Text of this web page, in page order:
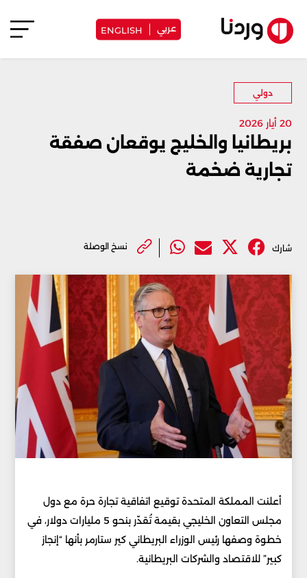
عربي ENGLISH
دولي
20 أيار 2026
بريطانيا والخليج يوقعان صفقة
تجارية ضخمة
شارك نسخ الوصلة
أعلنت المملكة المتحدة توقيع اتفاقية تجارة حرة مع دول
مجلس التعاون الخليجي بقيمة تُقدّر بنحو 5 مليارات دولار، في
خطوة وصفها رئيس الوزراء البريطاني كير ستارمر بأنها “إنجاز
كبير” للاقتصاد والشركات البريطانية.